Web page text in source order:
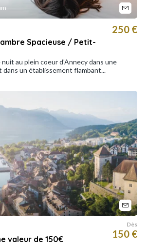
Spacieuse / Petit-
250 €
au plein coeur d'Annecy dans une
dans un établissement flambant...
valeur de 150€
Dès
150 €